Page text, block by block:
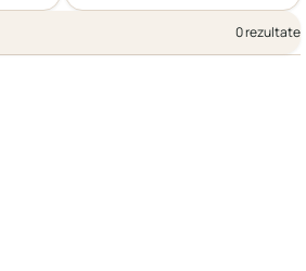
0 rezultate